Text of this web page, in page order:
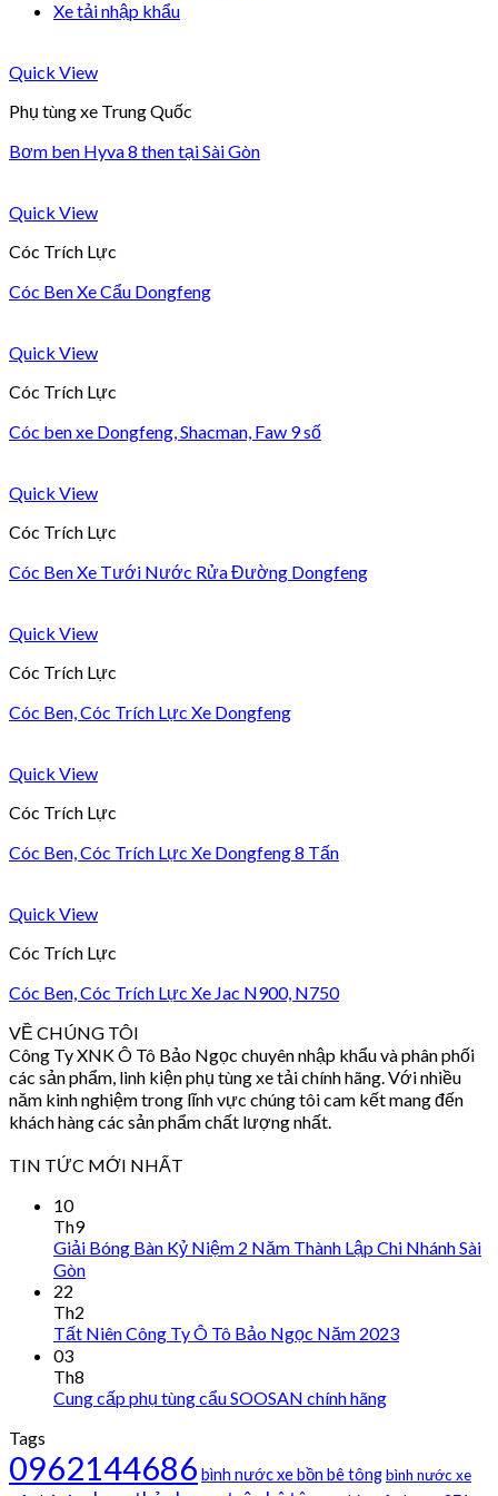
Xe tải nhập khẩu
Quick View
Phụ tùng xe Trung Quốc
Bơm ben Hyva 8 then tại Sài Gòn
Quick View
Cóc Trích Lực
Cóc Ben Xe Cẩu Dongfeng
Quick View
Cóc Trích Lực
Cóc ben xe Dongfeng, Shacman, Faw 9 số
Quick View
Cóc Trích Lực
Cóc Ben Xe Tưới Nước Rửa Đường Dongfeng
Quick View
Cóc Trích Lực
Cóc Ben, Cóc Trích Lực Xe Dongfeng
Quick View
Cóc Trích Lực
Cóc Ben, Cóc Trích Lực Xe Dongfeng 8 Tấn
Quick View
Cóc Trích Lực
Cóc Ben, Cóc Trích Lực Xe Jac N900, N750
VỀ CHÚNG TÔI
Công Ty XNK Ô Tô Bảo Ngọc chuyên nhập khẩu và phân phối
các sản phẩm, linh kiện phụ tùng xe tải chính hãng. Với nhiều
năm kinh nghiệm trong lĩnh vực chúng tôi cam kết mang đến
khách hàng các sản phẩm chất lượng nhất.
TIN TỨC MỚI NHẤT
10
Th9
Giải Bóng Bàn Kỷ Niệm 2 Năm Thành Lập Chi Nhánh Sài
Gòn
22
Th2
Tất Niên Công Ty Ô Tô Bảo Ngọc Năm 2023
03
Th8
Cung cấp phụ tùng cẩu SOOSAN chính hãng
Tags
0962144686 bình nước xe bồn bê tôngbình nước xe